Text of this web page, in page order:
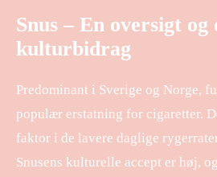
Snus – En oversigt og
kulturbidrag
Predominant i Sverige og Norge,
populær erstatning for cigaretter.
faktor i de lavere daglige
Snusens kulturelle accept er høj,